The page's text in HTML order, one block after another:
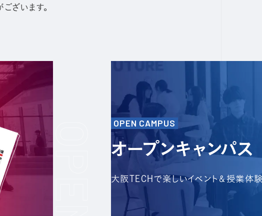
ざいます。
OPEN CAMPUS
オープンキャンパス
大阪TECHで楽しいイベント＆授業体